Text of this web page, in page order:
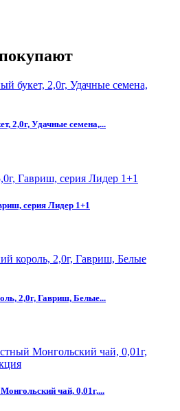
2,0г, Удачные семена,...
серия Лидер 1+1
2,0г, Гавриш, Белые...
чай, 0,01г,...